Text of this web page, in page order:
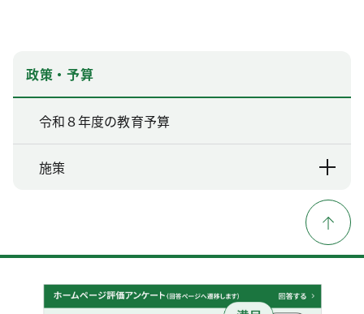
政策・予算
令和８年度の教育予算
施策